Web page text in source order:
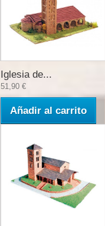
Iglesia de...
51,90 €
Añadir al carrito